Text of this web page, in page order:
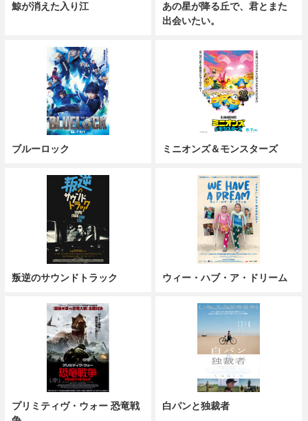
鯨が消えた入り江
あの星が降る丘で、君とまた
出会いたい。
ブルーロック ミニオンズ＆モンスターズ
叛逆のサウンドトラック ウィー・ハブ・ア・ドリーム
プリミティヴ・ウォー 恐竜戦
白パンと独裁者